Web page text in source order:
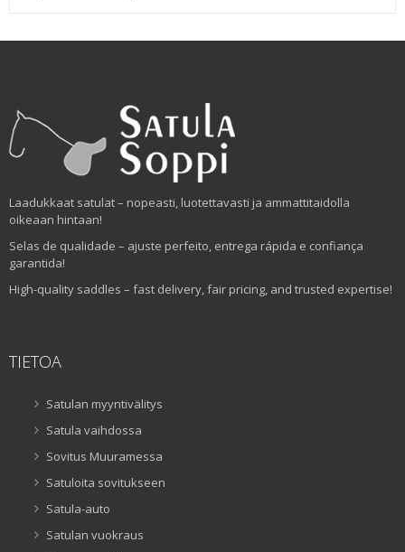
Laadukkaat satulat – nopeasti, luotettavasti ja ammattitaidolla
oikeaan hintaan!
Selas de qualidade – ajuste perfeito, entrega rápida e confiança
garantida!
High-quality saddles – fast delivery, fair pricing, and trusted expertise!
TIETOA
Satulan myyntivälitys
Satula vaihdossa
Sovitus Muuramessa
Satuloita sovitukseen
Satula-auto
Satulan vuokraus